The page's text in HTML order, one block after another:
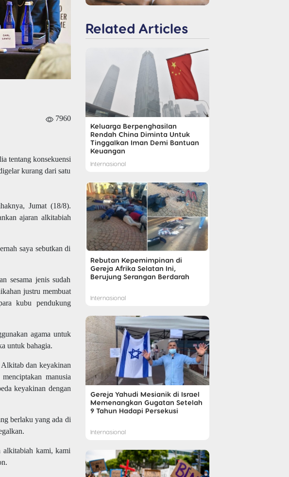
7960
tentang konsekuensi
kurang dari satu
Jumat (18/8).
ajaran alkitabiah
saya sebutkan di
sesama jenis sudah
justru membuat
kubu pendukung
agama untuk
untuk bahagia.
Alkitabdan keyakinan
manusia
keyakinan dengan
berlaku yang ada di
alkitabiah kami, kami
Related Articles
Keluarga Berpenghasilan
Rendah China Diminta Untuk
Tinggalkan Iman Demi Bantuan
Keuangan
Internasional
Rebutan Kepemimpinan di
Gereja Afrika Selatan Ini,
Berujung Serangan Berdarah
Internasional
Gereja Yahudi Mesianik di Israel
Memenangkan Gugatan Setelah
9 Tahun Hadapi Persekusi
Internasional